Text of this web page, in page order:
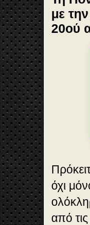
με
20ού
όχι
από